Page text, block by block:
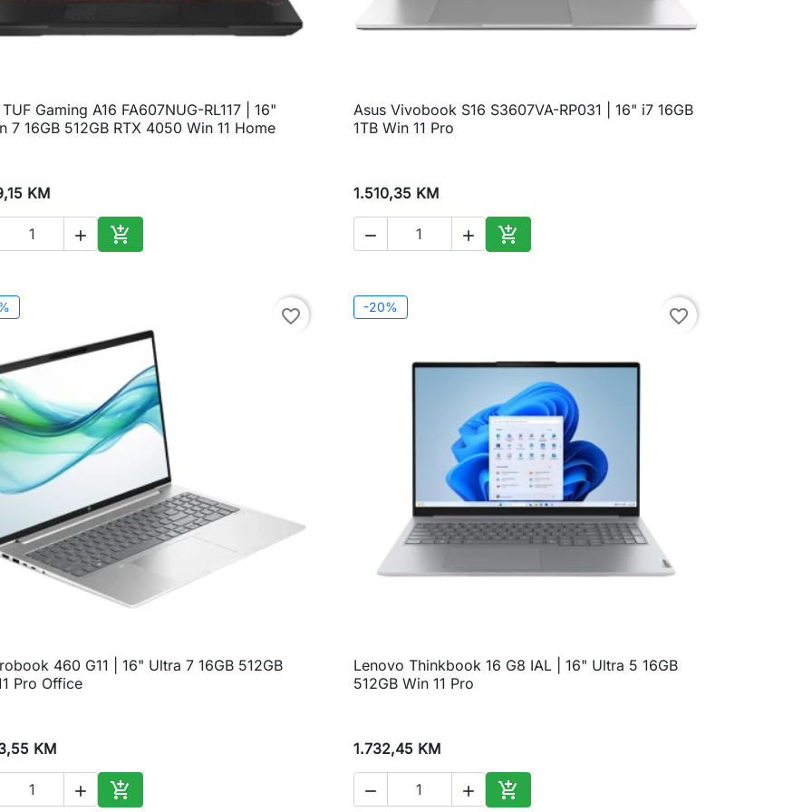
 Brzi pregled
Gaming A16 FA607NUG-RL117 | 16"
7 16GB 512GB RTX 4050 Win 11 Home
KM
 
Dodaj u korpu
 Brzi pregled
Asus Vivobook S16 S3607VA-RP031 | 16" i7 16GB
1TB Win 11 Pro
1.510,35 KM
  
Dodaj u korpu
favorite_border
 Brzi pregled
460 G11 | 16" Ultra 7 16GB 512GB
Pro Office
KM
 
-20% favorite_border
 Brzi pregled
Lenovo Thinkbook 16 G8 IAL | 16" Ultra 5 16GB
512GB Win 11 Pro
1.732,45 KM
  